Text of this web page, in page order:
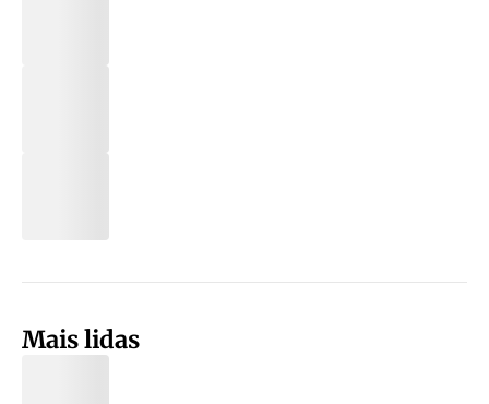
Mais lidas